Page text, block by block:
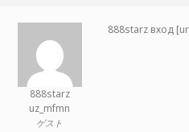
888starz
uz_mfmn
ゲスト
888starz вход